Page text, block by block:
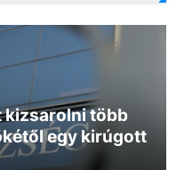
kizsarolni több
egy kirúgott